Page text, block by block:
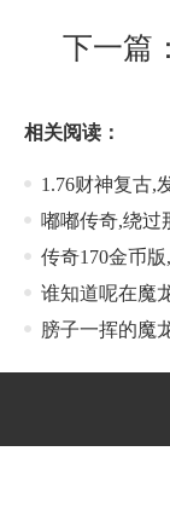
下一篇：
相关阅读：
1.76财神复古,
嘟嘟传奇,绕过
传奇170金币
谁知道呢在魔
膀子一挥的魔